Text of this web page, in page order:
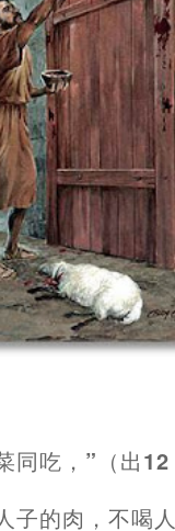
同吃 ， ” （出12
子的肉 ，不喝